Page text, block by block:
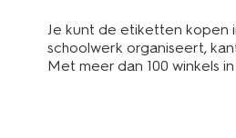
Je kunt de etiketten kopen
schoolwerk organiseert,
Met meer dan 100 winkels